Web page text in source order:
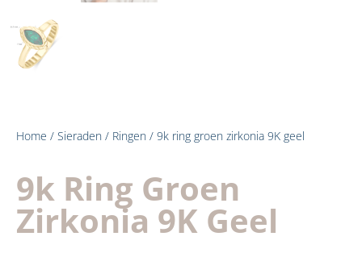
Home / Sieraden / Ringen / 9k ring groen zirkonia 9K geel
9k Ring Groen
Zirkonia 9K Geel